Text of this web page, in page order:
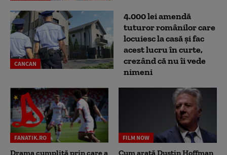
CANCAN
4.000 lei amendă
tuturor românilor care
locuiesc la casă și fac
acest lucru în curte,
crezând că nu îi vede
nimeni
FANATIK.RO
Drama cumplită prin care a
FILM NOW
Cum arată Dustin Hoffman